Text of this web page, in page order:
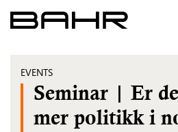
Skip
to
EVENTS
Seminar | Er
mer politikk i